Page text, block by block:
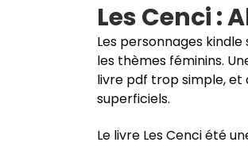
Les Cenci :
Les personnages
les thèmes féminins.
livre pdf trop simple, et
superficiels.
Le livre Les Cenci été